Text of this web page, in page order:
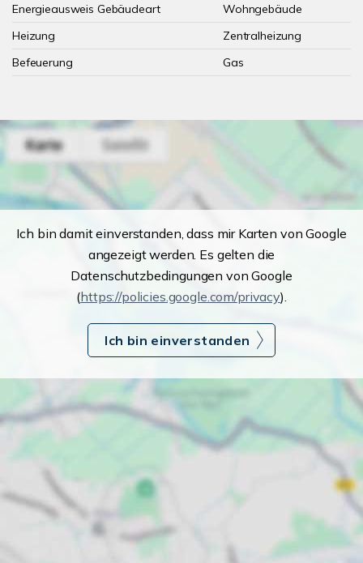
Energieausweis Gebäudeart
Wohngebäude
Heizung
Zentralheizung
Befeuerung
Gas
Ich bin damit einverstanden, dass mir Karten von Google
angezeigt werden. Es gelten die
Datenschutzbedingungen von Google
(https://policies.google.com/privacy).
Ich bin einverstanden